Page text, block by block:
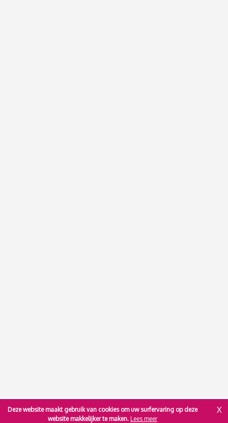
Deze website maakt gebruik van cookies om uw surfervaring op deze
website makkelijker te maken. Lees meer
X